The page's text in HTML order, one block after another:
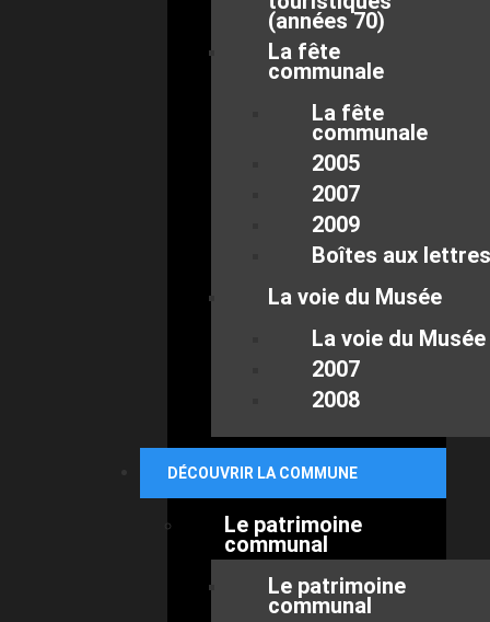
(années 70)
La fête
communale
La fête
communale
2005
2007
2009
Boîtes aux lettres
La voie du Musée
La voie du Musée
2007
2008
DÉCOUVRIR LA COMMUNE
Le patrimoine
communal
Le patrimoine
communal